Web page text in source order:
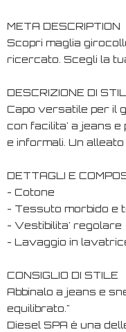
META DESCRIPTION
Scopri maglia
ricercato. Scegli la
DESCRIZIONE DI
Capo versatile per il
con facilita' a jeans e
e informali. Un
DETTAGLI E
- Cotone
- Tessuto morbido e
- Vestibilita' regolare
- Lavaggio in
CONSIGLIO DI STILE
Abbinalo a jeans e
equilibrato."
Diesel SPA è una